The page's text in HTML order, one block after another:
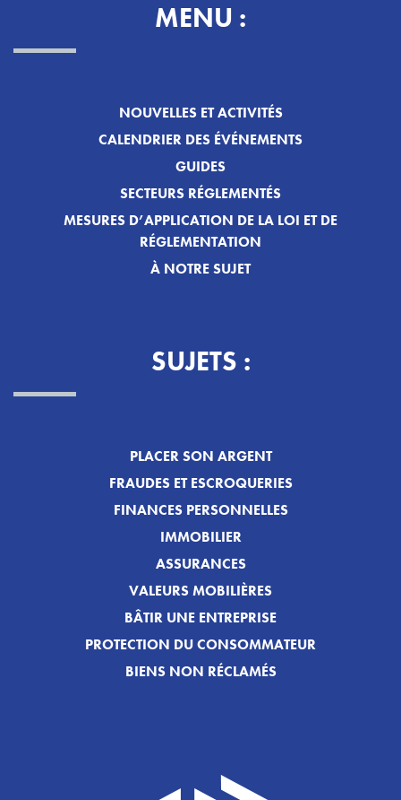
MENU :
NOUVELLES ET ACTIVITÉS
CALENDRIER DES ÉVÉNEMENTS
GUIDES
SECTEURS RÉGLEMENTÉS
MESURES D’APPLICATION DE LA LOI ET DE
RÉGLEMENTATION
À NOTRE SUJET
SUJETS :
PLACER SON ARGENT
FRAUDES ET ESCROQUERIES
FINANCES PERSONNELLES
IMMOBILIER
ASSURANCES
VALEURS MOBILIÈRES
BÂTIR UNE ENTREPRISE
PROTECTION DU CONSOMMATEUR
BIENS NON RÉCLAMÉS